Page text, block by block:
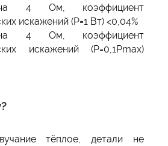
4 Ом, коэффициент
искажений (P=1 Вт) <0,04%
4 Ом, коэффициент
искажений (P=0,1Pmax)
тёплое, детали не